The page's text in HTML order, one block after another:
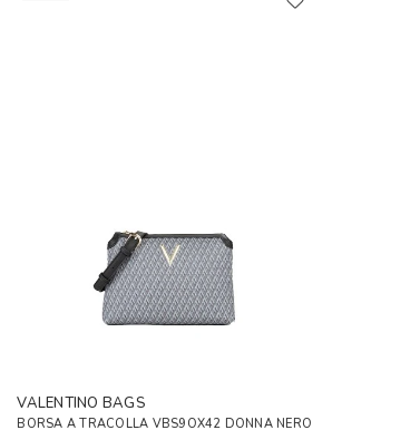
VALENTINO BAGS
BORSA A TRACOLLA VBS9OX42 DONNA NERO